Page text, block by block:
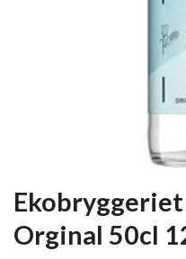
Orginal 50cl